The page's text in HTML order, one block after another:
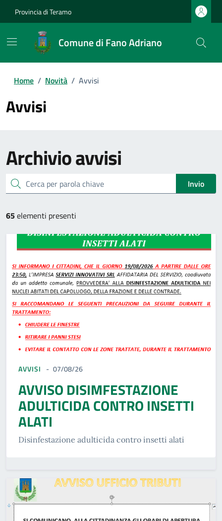
Provincia di Teramo
Comune di Fano Adriano
Home / Novità / Avvisi
Avvisi
Archivioavvisi
cerca Invio
65elementi presenti
AVVISI 07/08/26
AVVISO DISIMFESTAZIONE
ADULTICIDA CONTRO INSETTI
ALATI
Disinfestazione adulticida contro insetti alati